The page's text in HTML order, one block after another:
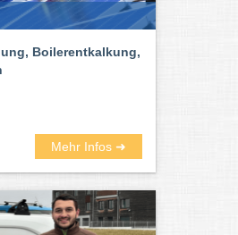
Boilerentkalkung,
Mehr Infos ➜